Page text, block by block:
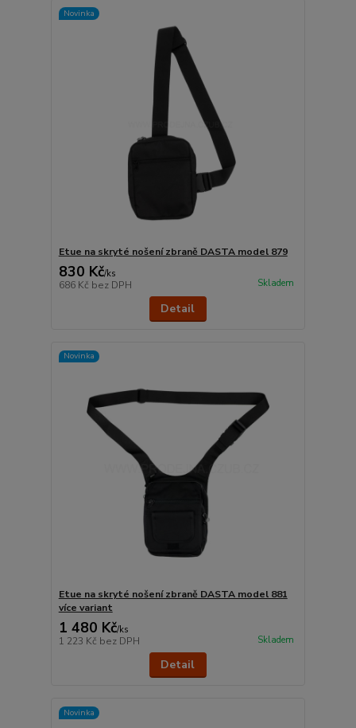
Novinka
Etue na skryté nošení zbraně DASTA model 879
830 Kč/ks
686 Kč bez DPH Skladem
Detail
Novinka
Etue na skryté nošení zbraně DASTA model 881
více variant
1 480 Kč/ks
1 223 Kč bez DPH Skladem
Detail
Novinka